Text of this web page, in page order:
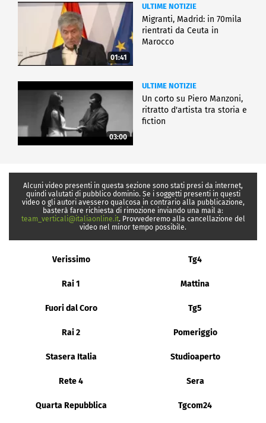
01:41
ULTIME NOTIZIE
Migranti, Madrid: in 70mila
rientrati da Ceuta in
Marocco
03:00
ULTIME NOTIZIE
Un corto su Piero Manzoni,
ritratto d'artista tra storia e
fiction
Alcuni video presenti in questa sezione sono stati presi da internet,
quindi valutati di pubblico dominio. Se i soggetti presenti in questi
video o gli autori avessero qualcosa in contrario alla pubblicazione,
basterà fare richiesta di rimozione inviando una mail a:
team_verticali@italiaonline.it. Provvederemo alla cancellazione del
video nel minor tempo possibile.
Verissimo Tg4
Rai 1 Mattina
Fuori dal Coro Tg5
Rai 2 Pomeriggio
Stasera Italia Studioaperto
Rete 4 Sera
Quarta Repubblica Tgcom24